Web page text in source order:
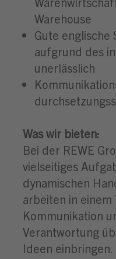
Warehouse
Gute englische
aufgrund des
unerlässlich
Was wir bieten:
Bei der REWE
vielseitiges
dynamischen
arbeiten in
Kommunikation
Verantwortung
Ideen